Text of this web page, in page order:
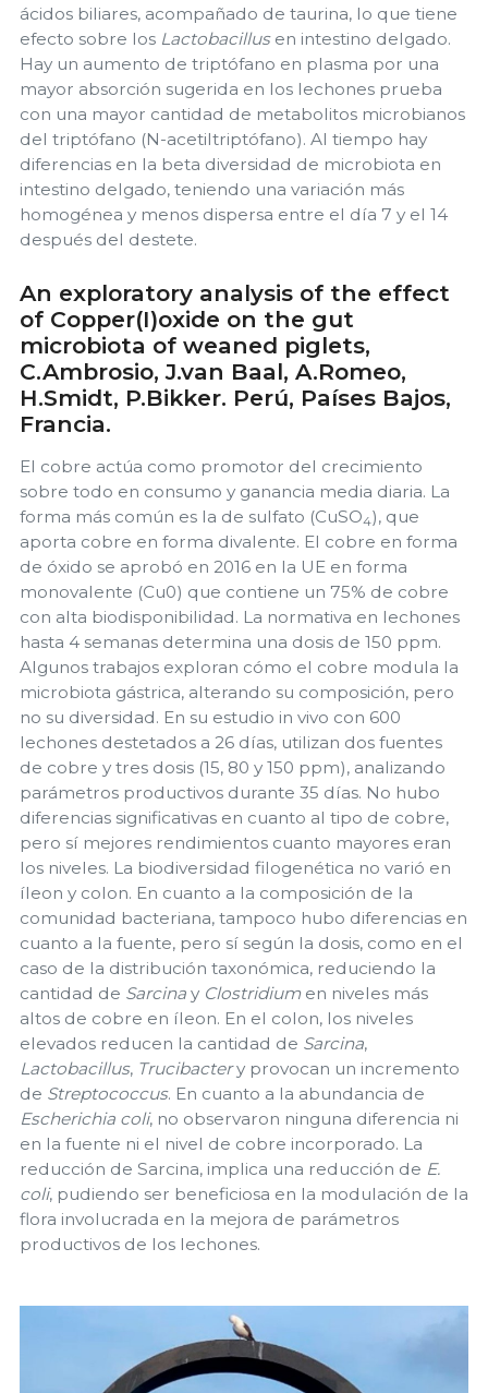
ácidos biliares, acompañado de taurina, lo que tiene
efecto sobre los Lactobacillusen intestino delgado.
Hay un aumento de triptófano en plasma por una
mayor absorción sugerida en los lechones prueba
con una mayor cantidad de metabolitos microbianos
del triptófano (N-acetiltriptófano). Al tiempo hay
diferencias en la beta diversidad de microbiota en
intestino delgado, teniendo una variación más
homogénea y menos dispersa entre el día 7 y el 14
después del destete.
An exploratory analysis of the effect
of Copper(I)oxide on the gut
microbiota of weaned piglets,
C.Ambrosio, J.van Baal, A.Romeo,
H.Smidt, P.Bikker. Perú, Países Bajos,
Francia.
El cobre actúa como promotor del crecimiento
sobre todo en consumo y ganancia media diaria. La
forma más común es la de sulfato (CuSO4), que
aporta cobre en forma divalente. El cobre en forma
de óxido se aprobó en 2016 en la UE en forma
monovalente (Cu0) que contiene un 75% de cobre
con alta biodisponibilidad. La normativa en lechones
hasta 4 semanas determina una dosis de 150 ppm.
Algunos trabajos exploran cómo el cobre modula la
microbiota gástrica, alterando su composición, pero
no su diversidad. En su estudio in vivo con 600
lechones destetados a 26 días, utilizan dos fuentes
de cobre y tres dosis (15, 80 y 150 ppm), analizando
parámetros productivos durante 35 días. No hubo
diferencias significativas en cuanto al tipo de cobre,
pero sí mejores rendimientos cuanto mayores eran
los niveles. La biodiversidad filogenética no varió en
íleon y colon. En cuanto a la composición de la
comunidad bacteriana, tampoco hubo diferencias en
cuanto a la fuente, pero sí según la dosis, como en el
caso de la distribución taxonómica, reduciendo la
cantidad de Sarcina y Clostridiumen niveles más
altos de cobre en íleon. En el colon, los niveles
elevados reducen la cantidad de Sarcina,
Lactobacillus, Trucibactery provocan un incremento
de Streptococcus. En cuanto a la abundancia de
Escherichia coli, no observaron ninguna diferencia ni
en la fuente ni el nivel de cobre incorporado. La
reducción de Sarcina, implica una reducción de E.
coli, pudiendo ser beneficiosa en la modulación de la
flora involucrada en la mejora de parámetros
productivos de los lechones.